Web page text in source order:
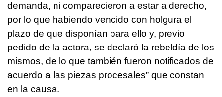
demanda, ni comparecieron a estar a derecho,
por lo que habiendo vencido con holgura el
plazo de que disponían para ello y, previo
pedido de la actora, se declaró la rebeldía de los
mismos, de lo que también fueron notificados de
acuerdo a las piezas procesales” que constan
en la causa.